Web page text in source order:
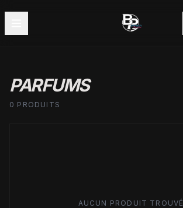
PARFUMS
0 PRODUITS
AUCUN PRODUIT TROUVÉ